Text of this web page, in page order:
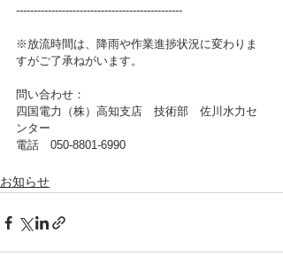
-----------------------------------------------
※放流時間は、降雨や作業進捗状況に変わりま
すがご了承ねがいます。
問い合わせ：
四国電力（株）高知支店　技術部　佐川水力セ
ンター
電話　050-8801-6990
お知らせ